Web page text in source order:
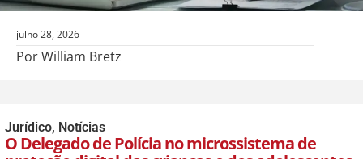
julho 28, 2026
Por William Bretz
Jurídico, Notícias
O Delegado de Polícia no microssistema de